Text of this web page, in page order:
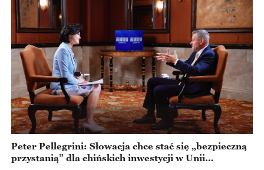
Peter Pellegrini: Słowacja chce stać się „bezpieczną
przystanią” dla chińskich inwestycji w Unii